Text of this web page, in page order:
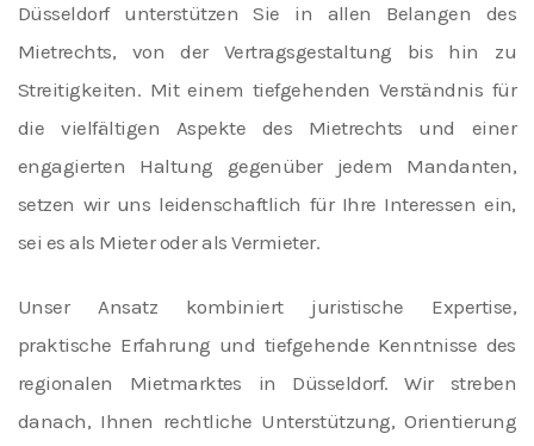
Düsseldorf unterstützen Sie in allen Belangen des
Mietrechts, von der Vertragsgestaltung bis hin zu
Streitigkeiten. Mit einem tiefgehenden Verständnis für
die vielfältigen Aspekte des Mietrechts und einer
engagierten Haltung gegenüber jedem Mandanten,
setzen wir uns leidenschaftlich für Ihre Interessen ein,
sei es als Mieter oder als Vermieter.
Unser Ansatz kombiniert juristische Expertise,
praktische Erfahrung und tiefgehende Kenntnisse des
regionalen Mietmarktes in Düsseldorf. Wir streben
danach, Ihnen rechtliche Unterstützung, Orientierung